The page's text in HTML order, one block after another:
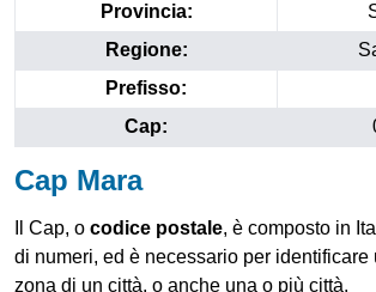
Provincia:
Regione:
Prefisso:
Cap:
Cap Mara
Il Cap, o codice postale, è composto in
di numeri, ed è necessario per identificare
zona di un città, o anche una o più città.